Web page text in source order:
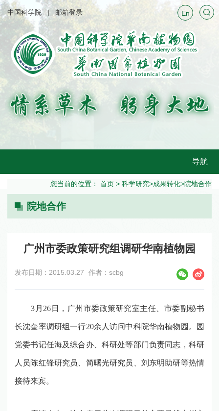
中国科学院 邮箱登录 En
导航
您当前的位置： 首页 > 科学研究>成果转化>院地合作
院地合作
广州市委政策研究组调研华南植物园
发布日期：2015.03.27 作者：scbg
3 月 26 日 ，广州市委政策研究室主任、市委副秘书
长沈奎率调研组一行20余人访问中科院华南植物园。园
党委书记任海及综合办、科研处等部门负责同志，科研
人员陈红锋研究员、简曙光研究员、刘东明助研等热情
接待来宾。